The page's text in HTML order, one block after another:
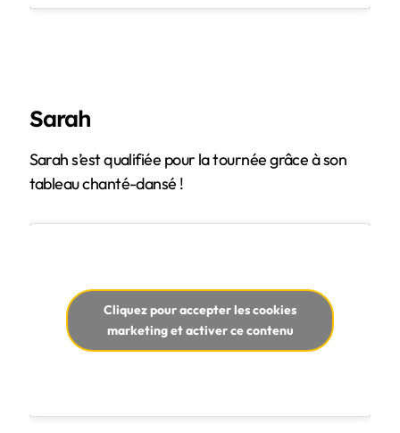
Sarah
Sarah s’est qualifiée pour la tournée grâce à son
tableau chanté-dansé !
Cliquez pour accepter les cookies
marketing et activer ce contenu